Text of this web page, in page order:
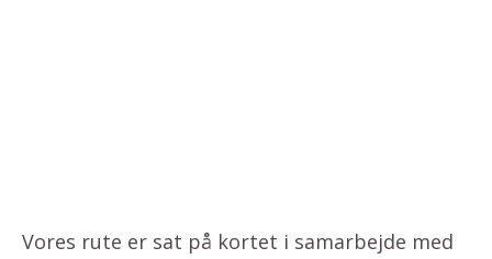
Vores rute er sat på kortet i samarbejde med